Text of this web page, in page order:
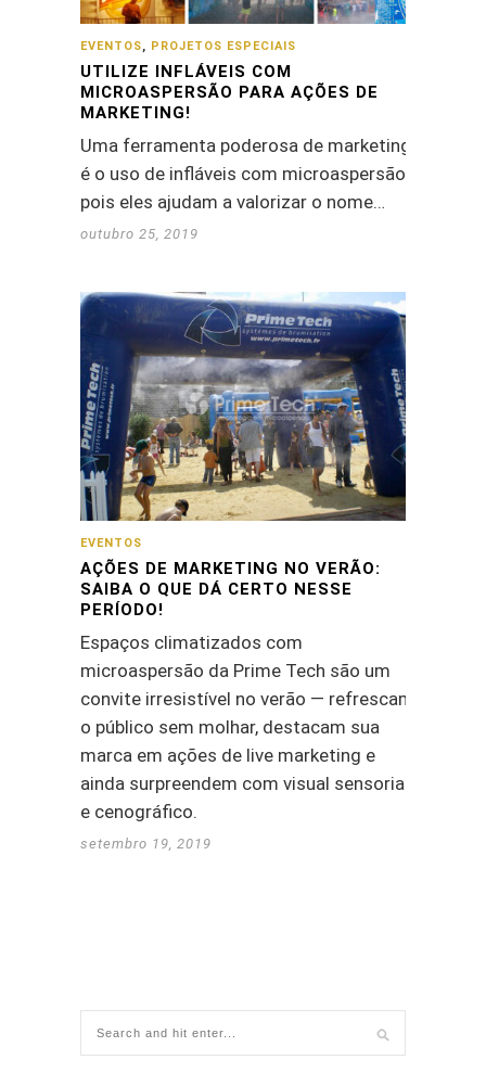
EVENTOS, PROJETOS ESPECIAIS
UTILIZE INFLÁVEIS COM
MICROASPERSÃO PARA AÇÕES DE
MARKETING!
Uma ferramenta poderosa de marketing
é o uso de infláveis com microaspersão,
pois eles ajudam a valorizar o nome…
outubro 25, 2019
EVENTOS
AÇÕES DE MARKETING NO VERÃO:
SAIBA O QUE DÁ CERTO NESSE
PERÍODO!
Espaços climatizados com
microaspersão da Prime Tech são um
convite irresistível no verão — refrescam
o público sem molhar, destacam sua
marca em ações de live marketing e
ainda surpreendem com visual sensorial
e cenográfico.
setembro 19, 2019